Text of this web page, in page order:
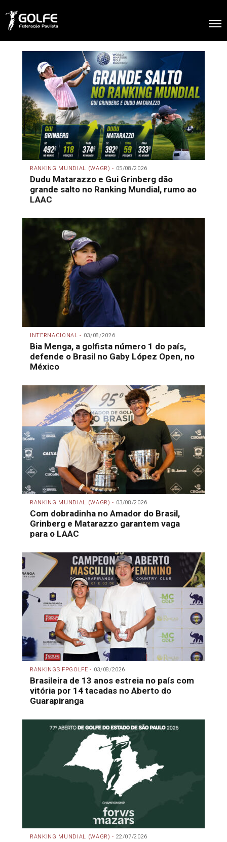
RANKING MUNDIAL (WAGR) - 05/08/2026
Dudu Matarazzo e Gui Grinberg dão
grande salto no Ranking Mundial, rumo ao
LAAC
INTERNACIONAL - 03/08/2026
Bia Menga, a golfista número 1 do país,
defende o Brasil no Gaby López Open, no
México
RANKING MUNDIAL (WAGR) - 03/08/2026
Com dobradinha no Amador do Brasil,
Grinberg e Matarazzo garantem vaga
para o LAAC
RANKINGS FPGOLFE - 03/08/2026
Brasileira de 13 anos estreia no país com
vitória por 14 tacadas no Aberto do
Guarapiranga
RANKING MUNDIAL (WAGR) - 22/07/2026